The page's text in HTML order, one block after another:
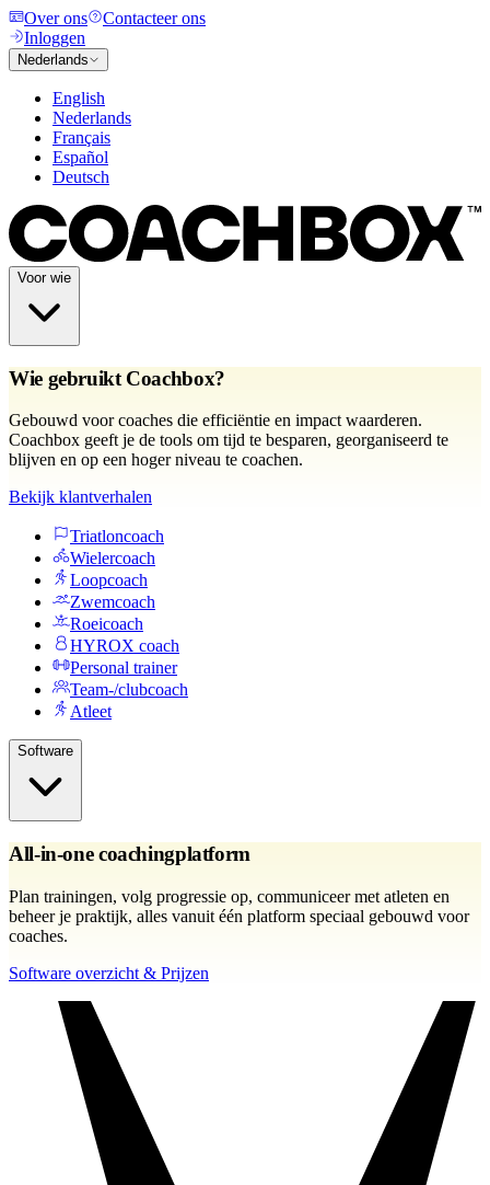
Over ons
Contacteer ons
Inloggen
Nederlands
English
Nederlands
Français
Español
Deutsch
Voor wie
Wie gebruikt Coachbox?
Gebouwd voor coaches die efficiëntie en impact waarderen.
Coachbox geeft je de tools om tijd te besparen, georganiseerd te
blijven en op een hoger niveau te coachen.
Bekijk klantverhalen
Triatloncoach
Wielercoach
Loopcoach
Zwemcoach
Roeicoach
HYROX coach
Personal trainer
Team-/clubcoach
Atleet
Software
All-in-one coachingplatform
Plan trainingen, volg progressie op, communiceer met atleten en
beheer je praktijk, alles vanuit één platform speciaal gebouwd voor
coaches.
Software overzicht & Prijzen